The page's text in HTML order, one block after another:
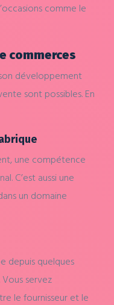
comme le
commerces
développement
sont possibles. En
une compétence
C’est aussi une
un domaine
depuis quelques
Vous servez
le fournisseur et le